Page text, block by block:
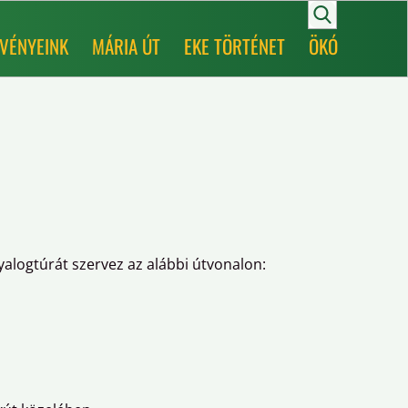
MÁRIA ÚT EKE TÖRTÉNET ÖKÓ
szervez az alábbi útvonalon: